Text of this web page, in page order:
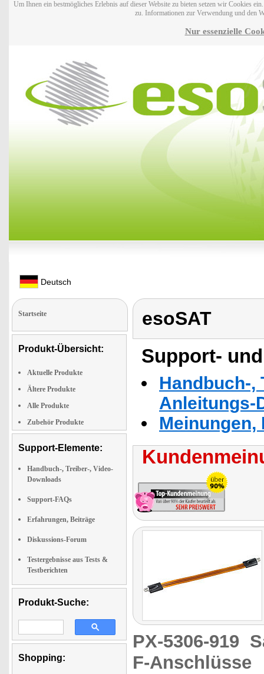
Um Ihnen ein bestmögliches Erlebnis auf dieser Website zu bieten setzen wir Cookies
zu. Informationen zur Verwendung und den
Nur essenzielle
Deutsch
Startseite
Produkt-Übersicht:
Aktuelle Produkte
Ältere Produkte
Alle Produkte
Zubehör Produkte
Support-Elemente:
Handbuch-, Treiber-, Video-
Downloads
Support-FAQs
Erfahrungen, Beiträge
Diskussions-Forum
Testergebnisse aus Tests &
Testberichten
Produkt-Suche:
Shopping:
esoSAT
Support-
Handbuch-,
Anleitungs-
PX-5306-919
F-Anschlüsse